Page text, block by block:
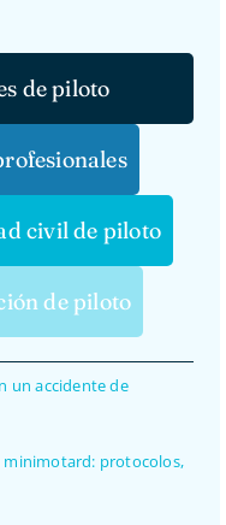
de piloto
civil de piloto
de piloto
un accidente de
minimotard: protocolos,